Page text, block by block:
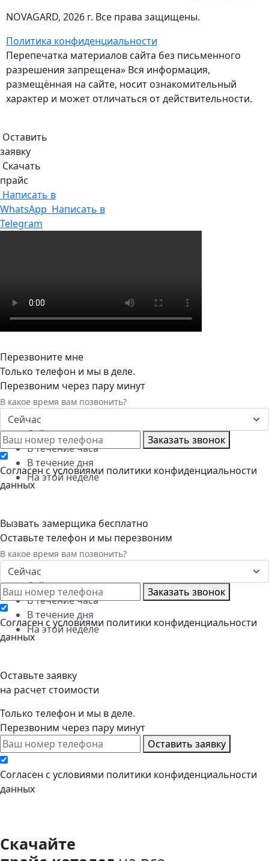
NOVAGARD, 2026 г. Все права защищены.
Политика конфиденциальности
Перепечатка материалов сайта без письменного
разрешения запрещена» Вся информация,
размещённая на сайте, носит ознакомительный
характер и может отличаться от действительности.
Оставить
заявку
Скачать
прайс
Написать в
WhatsApp Написать в
Telegram
Перезвоните мне
Только телефон и мы в деле.
Перезвоним через пару минут
В какое время вам позвонить?
Сейчас
Сейчас
В течение часа
В течение дня
На этой неделе
Заказать звонок
Cогласен с условиями политики конфиденциальности
данных
Вызвать замерщика бесплатно
Оставьте телефон и мы перезвоним
В какое время вам позвонить?
Сейчас
Сейчас
В течение часа
В течение дня
На этой неделе
Заказать звонок
Cогласен с условиями политики конфиденциальности
данных
Оставьте заявку
на расчет стоимости
Только телефон и мы в деле.
Перезвоним через пару минут
Оставить заявку
Cогласен с условиями политики конфиденциальности
данных
Скачайте